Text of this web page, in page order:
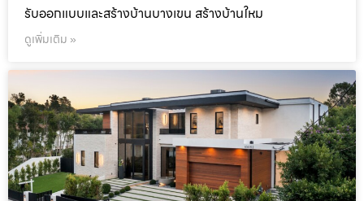
รับออกแบบและสร้างบ้านบางเขน สร้างบ้านใหม
ดูเพิ่มเติม »